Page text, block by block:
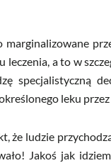
marginalizowane
a to w
specjalistyczną
leku przez
że ludzie
Jakoś jak